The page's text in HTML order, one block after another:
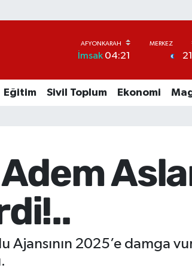
İmsak04:21 21
Eğitim Sivil Toplum Ekonomi
Ajansının 2025’e damga